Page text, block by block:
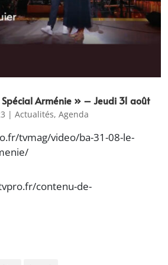
Arménie » – Jeudi 31 août
| Actualités, Agenda
tvmag/video/ba-31-08-le-
contenu-de-